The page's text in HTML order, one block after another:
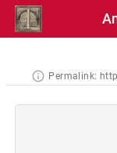
Permalink: